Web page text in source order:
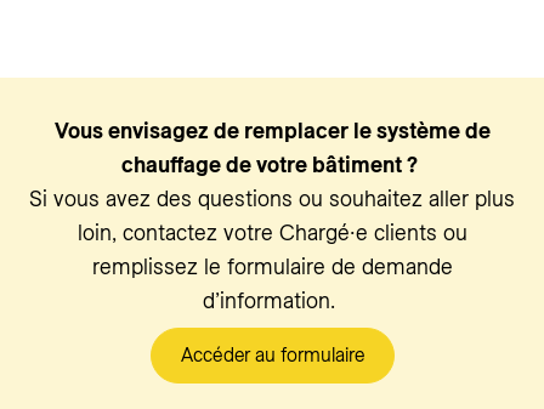
Vous envisagez de remplacer le système de
chauffage de votre bâtiment ?
Si vous avez des questions ou souhaitez aller plus
loin, contactez votre Chargé∙e clients ou
remplissez le formulaire de demande
d’information.
Accéder au formulaire